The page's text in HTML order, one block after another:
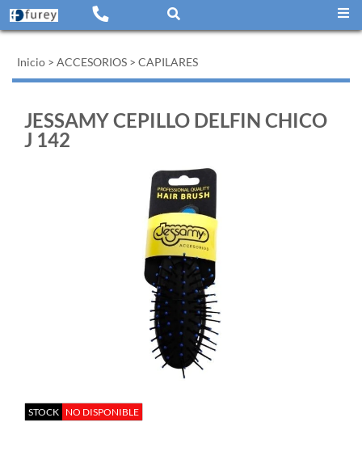
Inicio > ACCESORIOS > CAPILARES
JESSAMY CEPILLO DELFIN CHICO
J 142
STOCK NO DISPONIBLE